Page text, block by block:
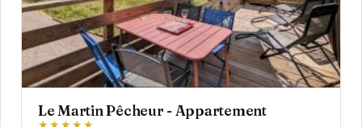
Le Martin Pêcheur - Appartement